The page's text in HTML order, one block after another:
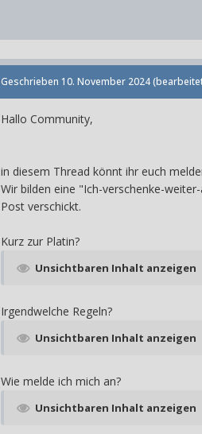
Geschrieben 10. November 2024
Hallo Community,
in diesem Thread könnt ihr euch
Wir bilden eine "Ich-verschenke-
Post verschickt.
Kurz zur Platin?
Unsichtbaren Inhalt anzeigen
Irgendwelche Regeln?
Unsichtbaren Inhalt anzeigen
Wie melde ich mich an?
Unsichtbaren Inhalt anzeigen